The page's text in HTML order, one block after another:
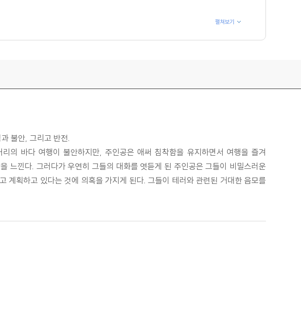
펼쳐보기
불안, 그리고 반전.
의 바다 여행이 불안하지만, 주인공은 애써 침착함을 유지하면서 여행을 즐겨
느낀다. 그러다가 우연히 그들의 대화를 엿듣게 된 주인공은 그들이 비밀스러운
계획하고 있다는 것에 의혹을 가지게 된다. 그들이 테러와 관련된 거대한 음모를